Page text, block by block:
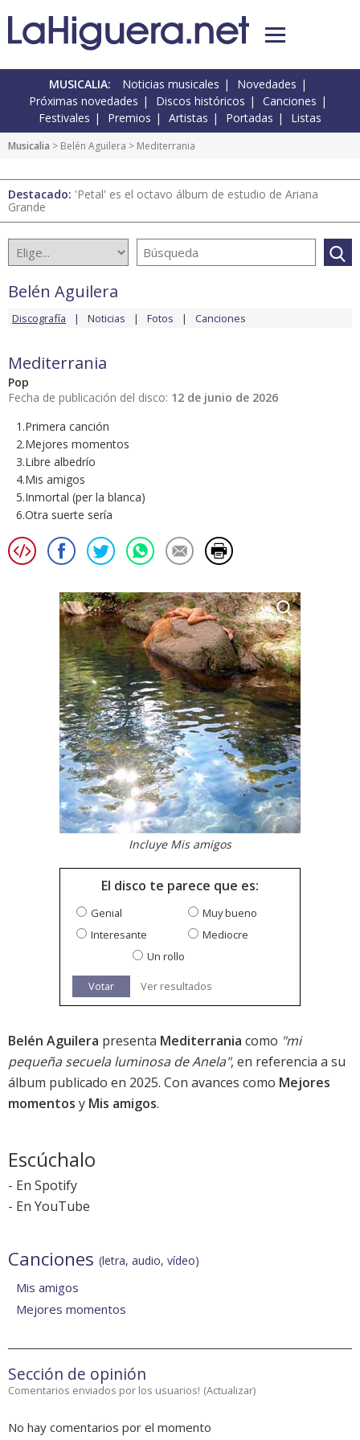
MUSICALIA: Noticias musicales
Novedades
Próximas novedades
Discos históricos
Canciones
Festivales
Premios Artistas Portadas Listas
Musicalia > Belén Aguilera > Mediterrania
Destacado: 'Petal' es el octavo álbum de estudio de Ariana
Grande
Belén Aguilera
Discografía Noticias Fotos Canciones
Mediterrania
Pop
Fecha de publicación del disco: 12 de junio de 2026
1.Primera canción
2.Mejores momentos
3.Libre albedrío
4.Mis amigos
5.Inmortal (per la blanca)
6.Otra suerte sería
Incluye Mis amigos
El disco te parece que es:
Genial
Muy bueno
Interesante
Mediocre
Un rollo
Votar Ver resultados
Belén Aguilera presenta Mediterrania como "mi
pequeña secuela luminosa de Anela", en referencia a su
álbum publicado en 2025. Con avances como Mejores
momentos y Mis amigos.
Escúchalo
- En Spotify
- En YouTube
Canciones (letra, audio, vídeo)
Mis amigos
Mejores momentos
Sección de opinión
Comentarios enviados por los usuarios! (Actualizar)
No hay comentarios por el momento